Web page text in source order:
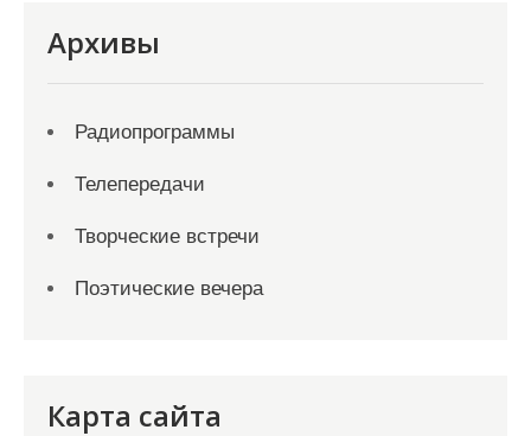
Архивы
Радиопрограммы
Телепередачи
Творческие встречи
Поэтические вечера
Карта сайта